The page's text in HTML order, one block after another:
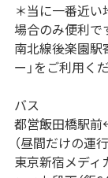
＊当に一番近い
場合のみ便利で
南北線後楽園駅
ー」をご利用く
バス
都営飯田橋駅前
（昼間だけの運
東京新宿メデ